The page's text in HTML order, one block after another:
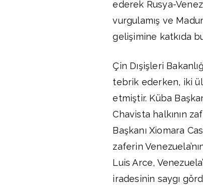
ederek Rusya-
vurgulamış ve
gelişimine katkıda
Çin Dışişleri
tebrik ederken, iki
etmiştir. Küba
Chavista halkının
Başkanı Xiomara
zaferin
Luis Arce,
iradesinin saygı